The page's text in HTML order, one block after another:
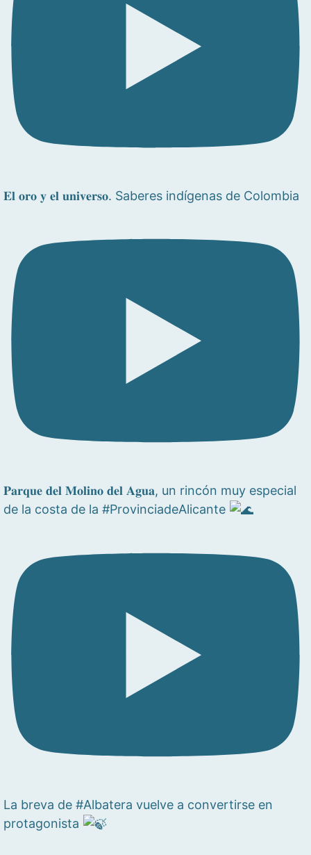
𝐄𝐥 𝐨𝐫𝐨 𝐲 𝐞𝐥 𝐮𝐧𝐢𝐯𝐞𝐫𝐬𝐨. Saberes indígenas de Colombia
𝐏𝐚𝐫𝐪𝐮𝐞 𝐝𝐞𝐥 𝐌𝐨𝐥𝐢𝐧𝐨 𝐝𝐞𝐥 𝐀𝐠𝐮𝐚, un rincón muy especial
de la costa de la #ProvinciadeAlicante
La breva de #Albatera vuelve a convertirse en
protagonista